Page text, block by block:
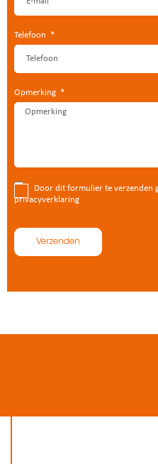
Telefoon
Opmerking
Door dit formulier te verzenden
privacyverklaring
Verzenden